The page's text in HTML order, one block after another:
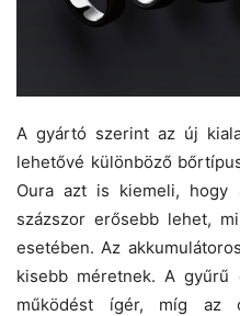
A gyártó szerint az új
lehetővé különböző
Oura azt is kiemeli,
százszor erősebb lehet,
esetében. Az
kisebb méretnek. A
működést ígér, míg az